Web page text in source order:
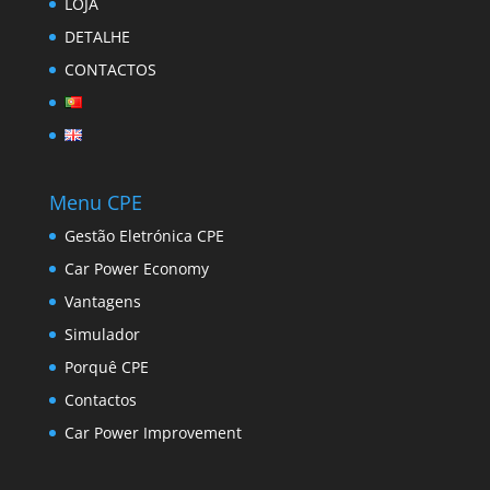
DETALHE
CONTACTOS
Menu CPE
Gestão Eletrónica CPE
Car Power Economy
Vantagens
Simulador
Porquê CPE
Contactos
Car Power Improvement